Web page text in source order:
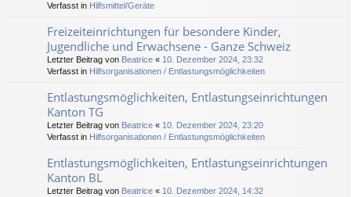
Verfasst in Hilfsmittel/Geräte
Freizeiteinrichtungen für besondere Kinder,
Jugendliche und Erwachsene - Ganze Schweiz
Letzter Beitrag von Beatrice « 10. Dezember 2024, 23:32
Verfasst in Hilfsorganisationen / Entlastungsmöglichkeiten
Entlastungsmöglichkeiten, Entlastungseinrichtungen
Kanton TG
Letzter Beitrag von Beatrice « 10. Dezember 2024, 23:20
Verfasst in Hilfsorganisationen / Entlastungsmöglichkeiten
Entlastungsmöglichkeiten, Entlastungseinrichtungen
Kanton BL
Letzter Beitrag von Beatrice « 10. Dezember 2024, 14:32